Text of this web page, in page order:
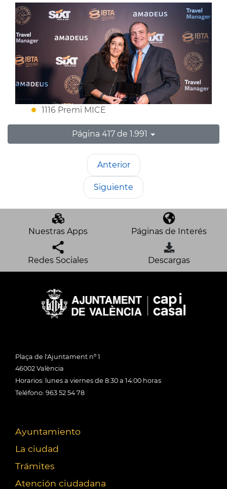
1116 Premi MICE
Página 417 de 1.991
Anterior
Siguiente
Nuestras Apps Páginas de Interés
Redes Sociales Descargas
Plaça de l'Ajuntament nº 1
46002 València
Horarios: lunes a viernes de 8:30 a 14:00 horas
Teléfono: 963 52 54 78
Ayuntamiento
La ciudad
Trámites
Atención ciudadana